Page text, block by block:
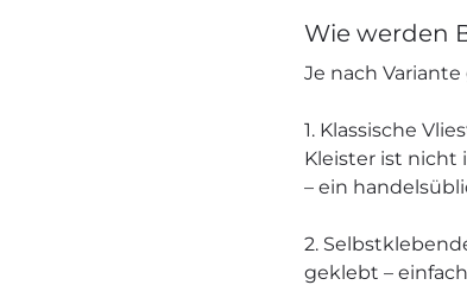
Wie werden
Je nach
1. Klassische
Kleister ist nicht
– ein
2.
geklebt –